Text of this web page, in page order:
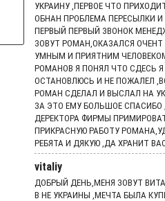
УКРАИНУ ,ПЕРВОЕ ЧТО
ОБНАН ПРОБЛЕМА ПЕРЕСЫЛКИ
ПЕРВЫЙ ПЕРВЫЙ ЗВОНОК
ЗОВУТ РОМАН,ОКАЗАЛСЯ
УМНЫМ И ПРИЯТНИМ
РОМАНОВ Я ПОНЯЛ ЧТО СДЕСЬ Я
ОСТАНОВЛЮСЬ И НЕ ПОЖАЛЕЛ
РОМАН СДЕЛАЛ И ВЫСЛАЛ НА
ЗА ЭТО ЕМУ БОЛЬШОЕ СПАСИБО
ДЕРЕКТОРА ФИРМЫ
ПРИКРАСНУЮ РАБОТУ
РЕБЯТА И ДЯКУЮ ,ДА ХРАНИТ
vitaliy
ДОБРЫЙ ДЕНЬ,МЕНЯ ЗОВУТ
В НЕ УКРАИНЫ ,МЕЧТА БЫЛА